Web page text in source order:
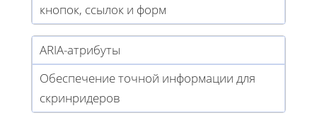
кнопок, ссылок и форм
ARIA-атрибуты
Обеспечение точной информации для
скринридеров